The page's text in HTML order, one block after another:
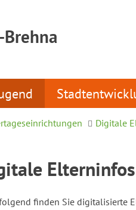
Digitale
Elterninfos
finden Sie digitalisierte